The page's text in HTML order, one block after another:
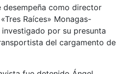
desempeña como director
Raíces» Monagas-
por su presunta
del cargamento de